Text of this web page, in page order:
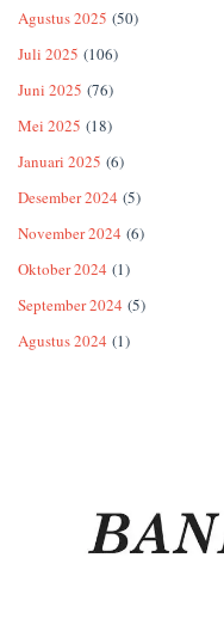
Agustus 2025 (50)
Juli 2025 (106)
Juni 2025 (76)
Mei 2025 (18)
Januari 2025 (6)
Desember 2024 (5)
November 2024 (6)
Oktober 2024 (1)
September 2024 (5)
Agustus 2024 (1)